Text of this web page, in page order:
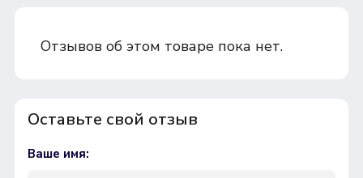
Отзывов об этом товаре пока нет.
Оставьте свой отзыв
Ваше имя: